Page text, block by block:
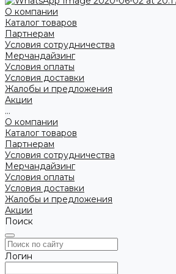
О компании
Каталог товаров
Партнерам
Условия сотрудничества
Мерчандайзинг
Условия оплаты
Условия доставки
Жалобы и предложения
Акции
...
О компании
Каталог товаров
Партнерам
Условия сотрудничества
Мерчандайзинг
Условия оплаты
Условия доставки
Жалобы и предложения
Акции
Поиск
Логин